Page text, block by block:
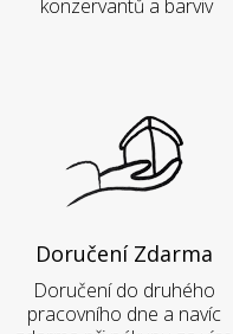
konzervantů a barviv
Doručení Zdarma
Doručení do druhého
pracovního dne a navíc